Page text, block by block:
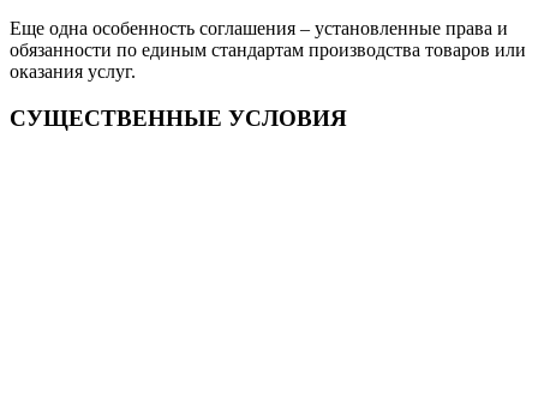
Еще одна особенность соглашения – установленные права и
обязанности по единым стандартам производства товаров или
оказания услуг.
СУЩЕСТВЕННЫЕ УСЛОВИЯ